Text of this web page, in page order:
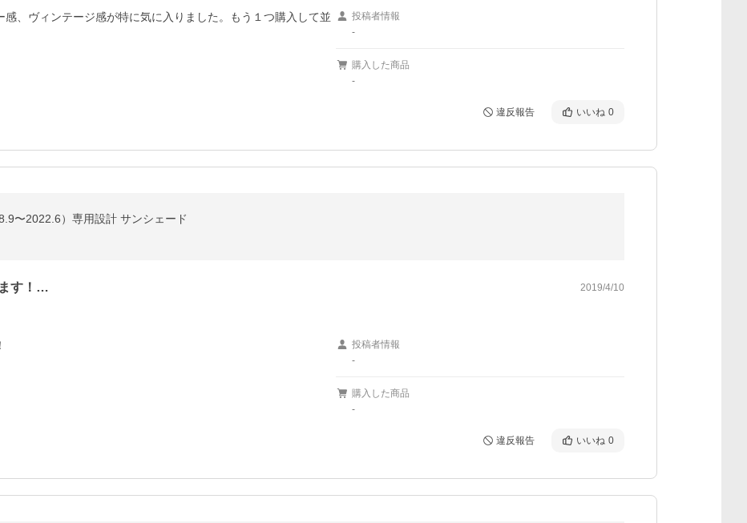
、ヴィンテージ感が特に気に入りました。もう１つ購入して並
投稿者情報
-
購入した商品
-
違反報告 いいね 0
〜2022.6）専用設計 サンシェード
す！… 2019/4/10
投稿者情報
-
購入した商品
-
違反報告 いいね 0